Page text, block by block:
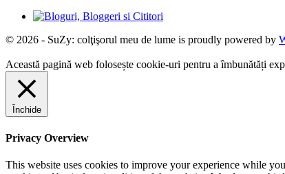
© 2026 - SuZy: colţişorul meu de lume is proudly powered by
Această pagină web folosește cookie-uri pentru a îmbunătăți
Închide
Privacy Overview
This website uses cookies to improve your experience while